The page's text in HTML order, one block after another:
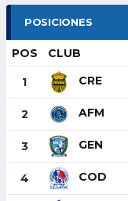
POSICIONES
POS CLUB
1 CRE
2 AFM
3 GEN
4 COD